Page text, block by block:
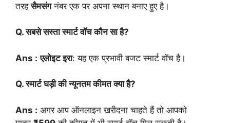
तरहसैमसंगनंबर एक पर अपना स्थान बनाए हुए है।
Q. सबसे सस्ता स्मार्ट वॉच कौन सा है?
Ans : एलोइट इरा: यह एक प्रभावी बजट स्मार्ट वॉच है।
Q. स्मार्ट घड़ी की न्यूनतम कीमत क्या है?
Ans : अगर आप ऑनलाइन खरीदना चाहते हैं तो आपको